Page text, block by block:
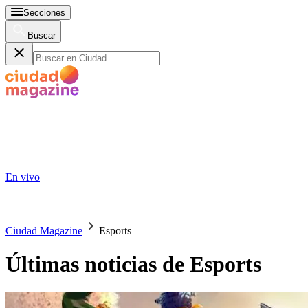
Secciones
Buscar
En vivo
Ciudad Magazine Esports
Últimas noticias de Esports